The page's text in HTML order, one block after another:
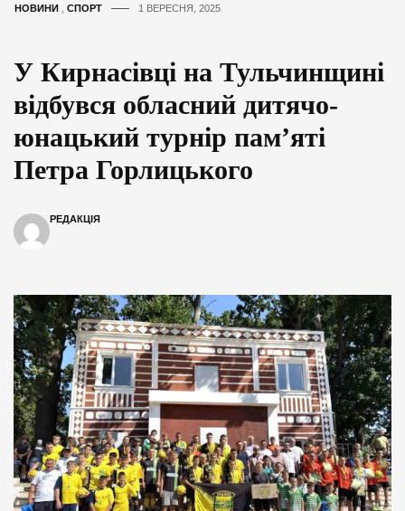
НОВИНИ СПОРТ 1 ВЕРЕСНЯ, 2025
У Кирнасівці на Тульчинщині
відбувся обласний дитячо-
юнацький турнір пам’яті
Петра Горлицького
РЕДАКЦІЯ